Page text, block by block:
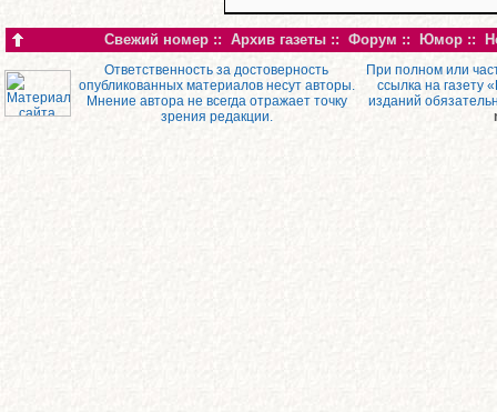
Свежий номер :: Архив газеты :: Форум :: Юмор ::
Ответственность за достоверность
опубликованных материалов несут авторы.
Мнение автора не всегда отражает точку
зрения редакции.
При полном или
ссылка на газету
изданий